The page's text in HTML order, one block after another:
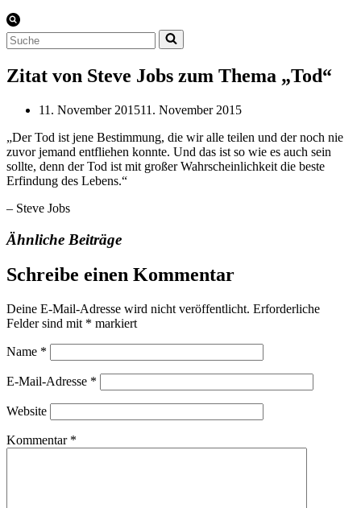
Suchen
nach …
Zitat von Steve Jobs zum Thema „Tod“
11. November 201511. November 2015
„Der Tod ist jene Bestimmung, die wir alle teilen und der noch nie
zuvor jemand entfliehen konnte. Und das ist so wie es auch sein
sollte, denn der Tod ist mit großer Wahrscheinlichkeit die beste
Erfindung des Lebens.“
– Steve Jobs
Ähnliche Beiträge
Schreibe einen Kommentar
Deine E-Mail-Adresse wird nicht veröffentlicht. Erforderliche
Felder sind mit * markiert
Name *
E-Mail-Adresse *
Website
Kommentar *